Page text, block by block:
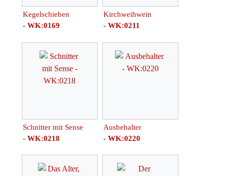
Kegelschieben
- WK:0169
Kirchweihwein
- WK:0211
Schnitter mit Sense
- WK:0218
Ausbehalter
- WK:0220